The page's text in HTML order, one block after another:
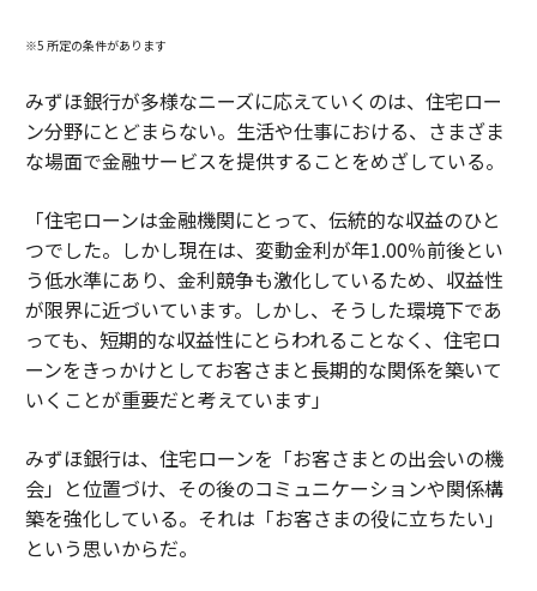
※5 所定の条件があります
みずほ銀行が多様なニーズに応えていくのは、住宅ロー
ン分野にとどまらない。生活や仕事における、さまざま
な場面で金融サービスを提供することをめざしている。
「住宅ローンは金融機関にとって、伝統的な収益のひと
つでした。しかし現在は、変動金利が年1.00％前後とい
う低水準にあり、金利競争も激化しているため、収益性
が限界に近づいています。しかし、そうした環境下であ
っても、短期的な収益性にとらわれることなく、住宅ロ
ーンをきっかけとしてお客さまと長期的な関係を築いて
いくことが重要だと考えています」
みずほ銀行は、住宅ローンを「お客さまとの出会いの機
会」と位置づけ、その後のコミュニケーションや関係構
築を強化している。それは「お客さまの役に立ちたい」
という思いからだ。